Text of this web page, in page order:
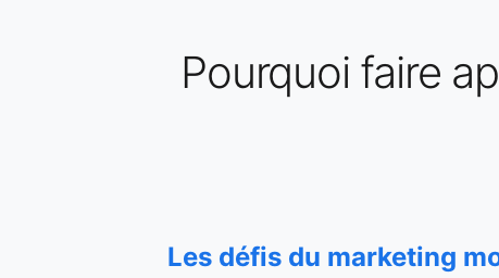
Pourquoi faire
Les défis du marketing